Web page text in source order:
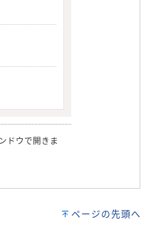
ドウで開きま
ページの先頭へ